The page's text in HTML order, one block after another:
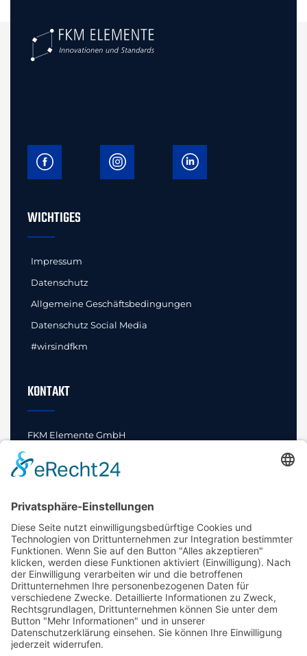
WICHTIGES
Impressum
Datenschutz
Allgemeine Geschäftsbedingungen
Datenschutz Social Media
#wirsindfkm
KONTAKT
FKM Elemente GmbH
Bahnhofstraße 52
29462 Wustrow (Wendland)
SPRECHEN SIE UNS AN!
Wir geben Ihren Teilen Profil.
Ihre Innovationen und Standards sind bei uns in guten
Händen.